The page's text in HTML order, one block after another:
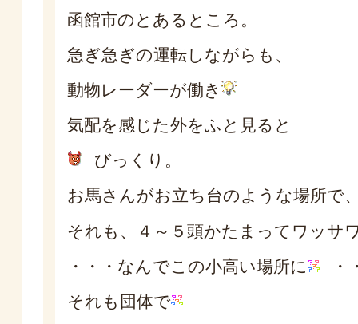
函館市のとあるところ。
急ぎ急ぎの運転しながらも、
動物レーダーが働き
気配を感じた外をふと見ると
びっくり。
お馬さんがお立ち台のような場所で
それも、４～５頭かたまってワッサ
・・・なんでこの小高い場所に
・
それも団体で